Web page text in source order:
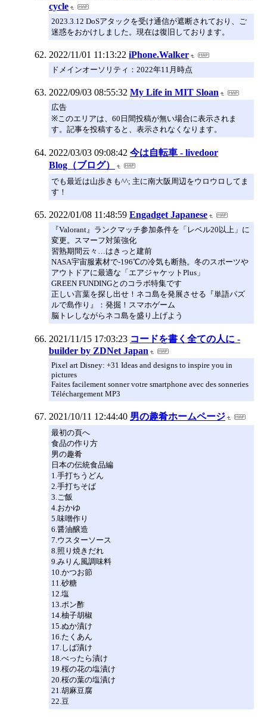
cycle
2023.3.12 DoSアタックを受け通信が遮断されており、ご
迷惑をおかけしました。現在は復旧しております。
2022/11/01 11:13:22 iPhone.Walker
ドメインオーソリティ：2022年11月時点
2022/09/03 08:55:32 My Life in MIT Sloan
広告
※このエリアは、60日間投稿が無い場合に表示されま
す。記事を投稿すると、表示されなくなります。
2022/03/03 09:08:42 今は自転車 - livedoor
Blog（ブログ）
でも最近は山歩きも^^; 主に南大阪周辺をウロウロしてま
す！
2022/01/08 11:48:59 Engadget Japanese
『Valorant』ランクマッチ参加条件を「レベル20以上」に
変更。スマーフ対策強化
習熟期間云々…はきっと建前
NASA宇宙服素材で-196℃の冷気も断熱。冬のスポーツや
アウトドアに最適な「エアジャケットPlus」
GREEN FUNDINGとのコラボ特集です
正しい言葉を探し出せ！ネコ島を発展させる『単語パズ
ルで島作り』：発掘！スマホゲーム
脳トレしながらネコ島を盛り上げよう
2021/11/15 17:03:23 コードを書く全ての人に -
builder by ZDNet Japan
Pixel art Disney: +31 Ideas and designs to inspire you in
pictures
Faites facilement sonner votre smartphone avec des sonneries
Téléchargement MP3
2021/10/11 12:44:40 男の趣肴ホームページ
最初の頁へ
食品の作り方
男の趣肴
日本の伝統食品編
1.手打ちうどん
2.手打ちそば
3.ご飯
4.おかゆ
5.味噌作り
6.醤油醸造
7.ウスターソース
8.照り焼きだれ
9.みりん風調味料
10.かつお節
11.砂糖
12.塩
13.ポン酢
14.柚子胡椒
15.ぬか漬け
16.たくあん
17.しば漬け
18.べったら漬け
19.桜の花の塩漬け
20.桜の葉の塩漬け
21.胡麻豆腐
22.豆